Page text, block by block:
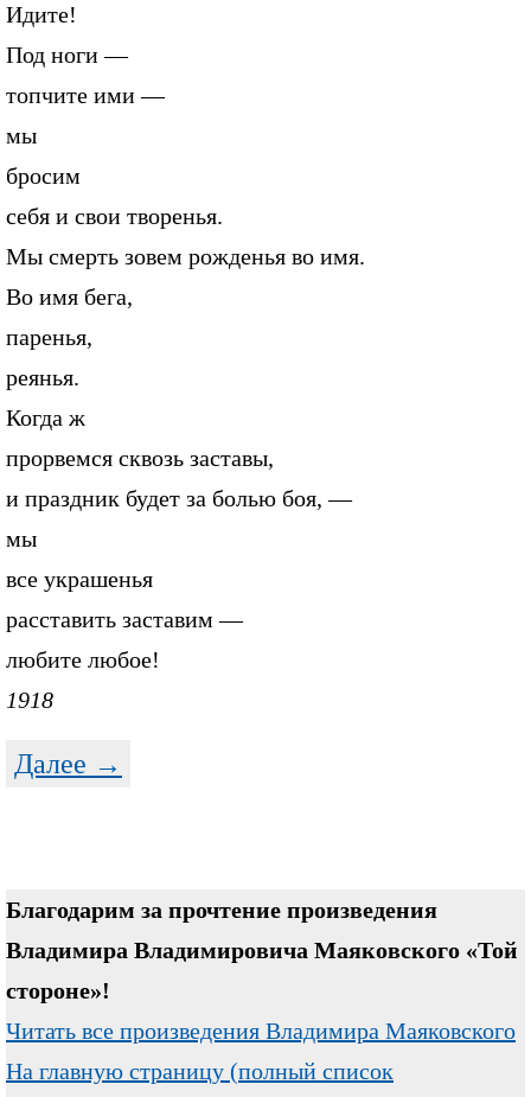
Идите!
Под ноги —
топчите ими —
мы
бросим
себя и свои творенья.
Мы смерть зовем рожденья во имя.
Во имя бега,
паренья,
реянья.
Когда ж
прорвемся сквозь заставы,
и праздник будет за болью боя, —
мы
все украшенья
расставить заставим —
любите любое!
1918
Далее →
Благодарим за прочтение произведения
Владимира Владимировича Маяковского «Той
стороне»!
Читать все произведения Владимира Маяковского
На главную страницу (полный список